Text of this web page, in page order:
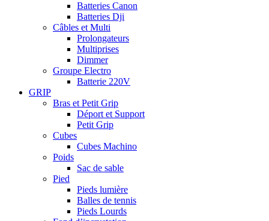
Batteries Canon
Batteries Dji
Câbles et Multi
Prolongateurs
Multiprises
Dimmer
Groupe Electro
Batterie 220V
GRIP
Bras et Petit Grip
Déport et Support
Petit Grip
Cubes
Cubes Machino
Poids
Sac de sable
Pied
Pieds lumière
Balles de tennis
Pieds Lourds